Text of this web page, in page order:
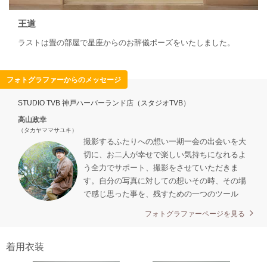
王道
ラストは畳の部屋で星座からのお辞儀ポーズをいたしました。
フォトグラファーからのメッセージ
STUDIO TVB 神戸ハーバーランド店（スタジオTVB）
高山政幸
（タカヤママサユキ）
撮影するふたりへの想い一期一会の出会いを大
切に、お二人が幸せで楽しい気持ちになれるよ
う全力でサポート、撮影をさせていただきま
す。自分の写真に対しての想いその時、その場
で感じ思った事を、残すための一つのツール
フォトグラファーページを見る
着用衣装